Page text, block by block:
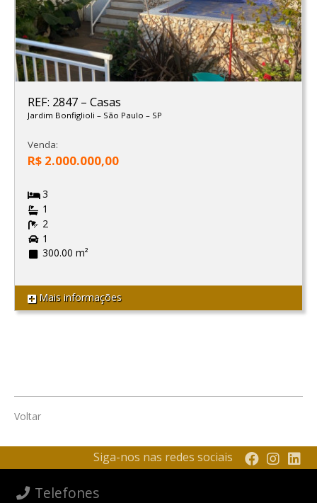
REF: 2847 – Casas
Jardim Bonfiglioli – São Paulo – SP
Venda:
R$ 2.000.000,00
3
1
2
1
300.00 m²
Mais informações
Voltar
Siga-nos nas redes sociais
Telefones